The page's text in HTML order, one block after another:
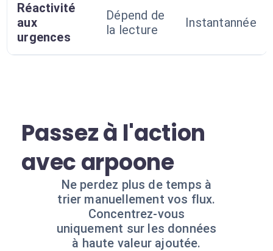
Réactivité
aux
urgences
Dépend de
la lecture
Instantannée
Passez à l'action
avec arpoone
Ne perdez plus de temps à
trier manuellement vos flux.
Concentrez-vous
uniquement sur les données
à haute valeur ajoutée.